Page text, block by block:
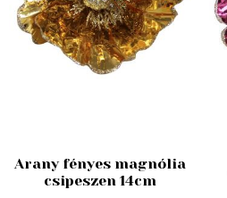
Arany fényes magnólia
csipeszen 14cm